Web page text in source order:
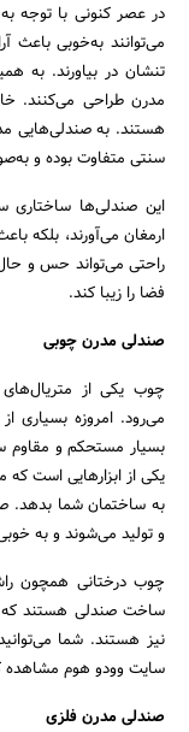
در عصر کنونی با توجه
می‌توانند به‌خوبی باعث
تنشان در بیاورند. به
مدرن طراحی می‌کنند.
هستند. به صندلی‌هایی
سنتی متفاوت بوده و
این صندلی‌ها ساختاری
ارمغان می‌آورند، بلکه
راحتی می‌تواند حس و
فضا را زیبا کند.
صندلی مدرن چوبی
چوب یکی از
می‌رود. امروزه بسیاری
بسیار مستحکم و مقاوم
یکی از ابزارهایی است که
به ساختمان شما بدهد.
و تولید می‌شوند و به
چوب درختانی همچون
ساخت صندلی هستند که
نیز هستند. شما
سایت وودو هوم مشاهده
صندلی مدرن فلزی